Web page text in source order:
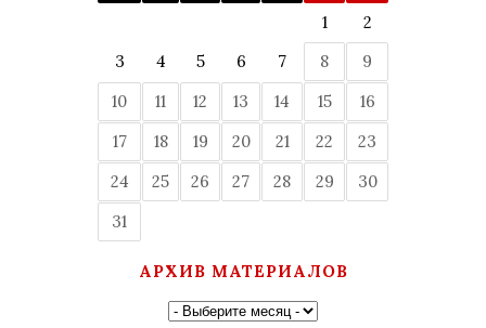
1
2
3
4 5 6 7 8
9
10
11 12 13 14 15
16
17
18 19 20 21 22
23
24
25 26 27 28 29
30
31
АРХИВ МАТЕРИАЛОВ